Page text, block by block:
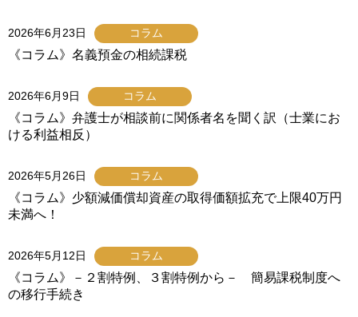
2026年6月23日 コラム
《コラム》名義預金の相続課税
2026年6月9日 コラム
《コラム》弁護士が相談前に関係者名を聞く訳（士業にお
ける利益相反）
2026年5月26日 コラム
《コラム》少額減価償却資産の取得価額拡充で上限40万円
未満へ！
2026年5月12日 コラム
《コラム》－２割特例、３割特例から－ 簡易課税制度へ
の移行手続き